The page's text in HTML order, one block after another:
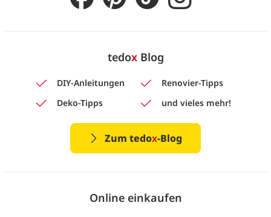
tedoxBlog
DIY-Anleitungen
Renovier-Tipps
Deko-Tipps
und vieles mehr!
Zum tedox-Blog
Online einkaufen